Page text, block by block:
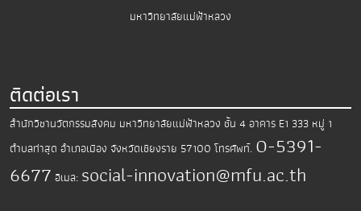
มหาวิทยาลัยแม่ฟ้าหลวง
ติดต่อเรา
สำนักวิชานวัตกรรมสังคม มหาวิทยาลัยแม่ฟ้าหลวง ชั้น 4 อาคาร E1 333 หมู่ 1
ตำบลท่าสุด อำเภอเมือง จังหวัดเชียงราย 57100 โทรศัพท์. 0-5391-
6677 อีเมล: social-innovation@mfu.ac.th